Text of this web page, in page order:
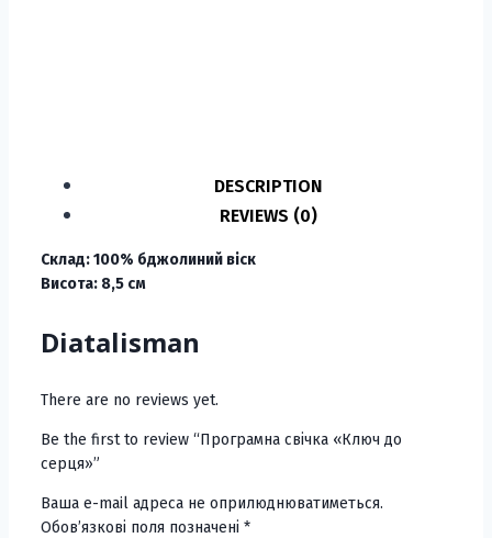
DESCRIPTION
REVIEWS (0)
Склад: 100% бджолиний віск
Висота: 8,5 см
Diatalisman
There are no reviews yet.
Be the first to review “Програмна свічка «Ключ до
серця»”
Ваша e-mail адреса не оприлюднюватиметься.
Обов’язкові поля позначені *